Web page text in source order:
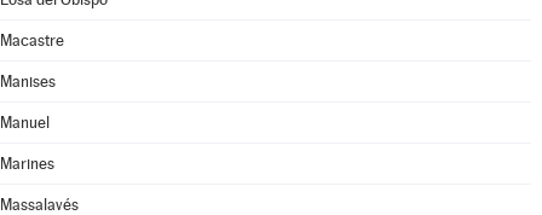
Macastre
Manises
Manuel
Marines
Massalavés